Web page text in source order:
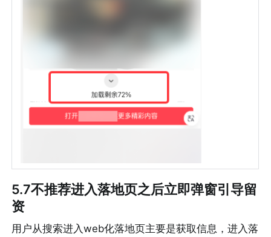
5.7不推荐进入落地页之后立即弹窗引导留
资
用户从搜索进入web化落地页主要是获取信息，进入落